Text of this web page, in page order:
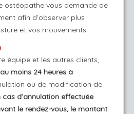
ostéopathe vous demande de
afin d’observer plus
et vos mouvements.
équipe et les autres clients,
au moins 24 heures à
ou de modification de
cas d’annulation effectuée
le rendez-vous, le montant